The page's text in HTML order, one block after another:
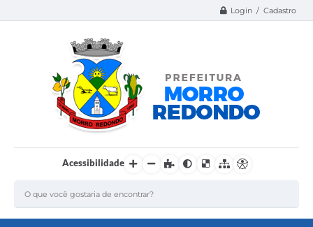
Login / Cadastro
Acessibilidade